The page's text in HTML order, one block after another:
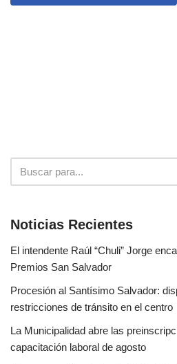
Noticias Recientes
El intendente Raúl “Chuli” Jorge
Premios San Salvador
Procesión al Santísimo Salvador:
restricciones de tránsito en el centro
La Municipalidad abre las
capacitación laboral de agosto